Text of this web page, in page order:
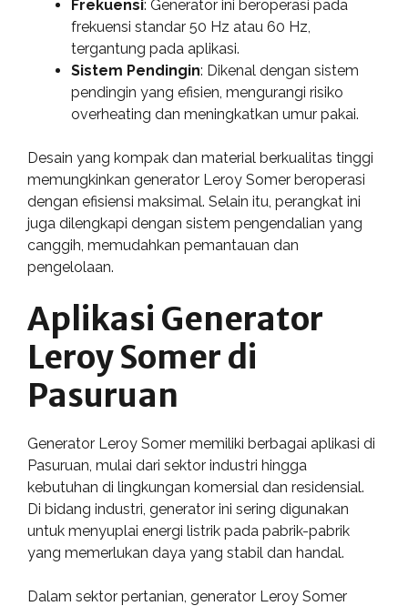
Frekuensi: Generator ini beroperasi pada
frekuensi standar 50 Hz atau 60 Hz,
tergantung pada aplikasi.
Sistem Pendingin: Dikenal dengan sistem
pendingin yang efisien, mengurangi risiko
overheating dan meningkatkan umur pakai.
Desain yang kompak dan material berkualitas tinggi
memungkinkan generator Leroy Somer beroperasi
dengan efisiensi maksimal. Selain itu, perangkat ini
juga dilengkapi dengan sistem pengendalian yang
canggih, memudahkan pemantauan dan
pengelolaan.
Aplikasi Generator
Leroy Somer di
Pasuruan
Generator Leroy Somer memiliki berbagai aplikasi di
Pasuruan, mulai dari sektor industri hingga
kebutuhan di lingkungan komersial dan residensial.
Di bidang industri, generator ini sering digunakan
untuk menyuplai energi listrik pada pabrik-pabrik
yang memerlukan daya yang stabil dan handal.
Dalam sektor pertanian, generator Leroy Somer